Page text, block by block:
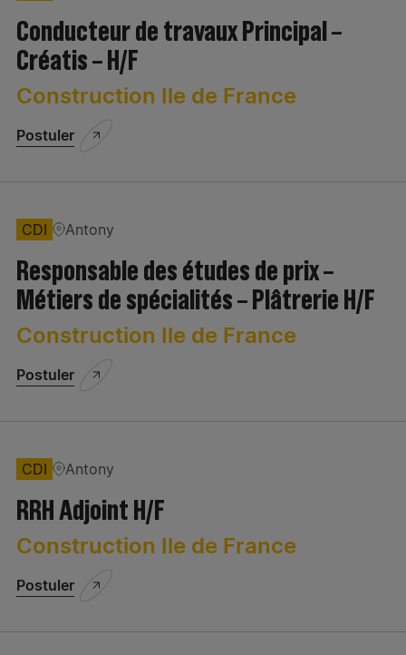
Compagnons
Etudes
Exploitation/Projets
Finance/Gestion/Administration
Informatique
Juridique/Assurances
Matériel/Equipements
Secrétariat/Assistanat
Localisation
Réinitialiser les filtres
Conducteur de travaux Principal –
Créatis – H/F
Construction Ile de France
Postuler
CDI Antony
Responsable des études de prix –
Métiers de spécialités – Plâtrerie H/F
Construction Ile de France
Postuler
CDI Antony
RRH Adjoint H/F
Construction Ile de France
Postuler